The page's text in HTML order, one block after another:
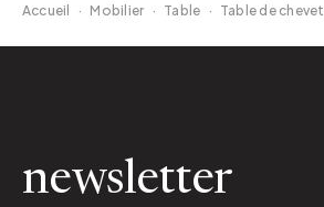
Accueil · Mobilier · Table · Table de chevet
newsletter